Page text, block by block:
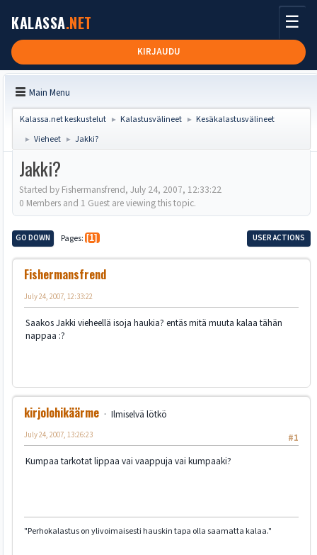
KALASSA.NET
KIRJAUDU
☰
Main Menu
Kalassa.net keskustelut ► Kalastusvälineet ► Kesäkalastusvälineet
► Vieheet ► Jakki?
Jakki?
Started by Fishermansfrend, July 24, 2007, 12:33:22
0 Members and 1 Guest are viewing this topic.
GO DOWN Pages 1 USER ACTIONS
Fishermansfrend
July 24, 2007, 12:33:22
Saakos Jakki vieheellä isoja haukia? entäs mitä muuta kalaa tähän
nappaa :?
kirjolohikäärme
Ilmiselvä lötkö
#1
July 24, 2007, 13:26:23
Kumpaa tarkotat lippaa vai vaappuja vai kumpaaki?
"Perhokalastus on ylivoimaisesti hauskin tapa olla saamatta kalaa."